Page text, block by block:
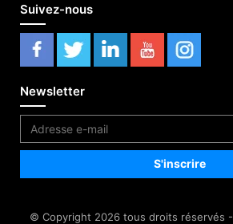
Suivez-nous
Newsletter
© Copyright 2026 tous droits réservés -